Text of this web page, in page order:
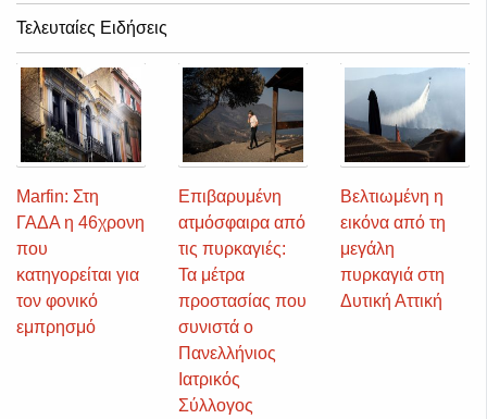
Τελευταίες Ειδήσεις
Marfin: Στη
ΓΑΔΑ η 46χρονη
που
κατηγορείται για
τον φονικό
εμπρησμό
Επιβαρυμένη
ατμόσφαιρα από
τις πυρκαγιές:
Τα μέτρα
προστασίας που
συνιστά ο
Πανελλήνιος
Ιατρικός
Σύλλογος
Βελτιωμένη η
εικόνα από τη
μεγάλη
πυρκαγιά στη
Δυτική Αττική